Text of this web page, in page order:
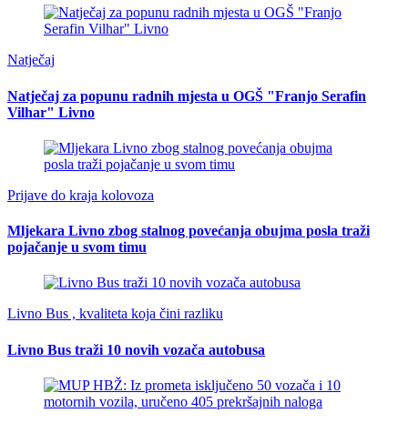
Natječaj
Natječaj za popunu radnih mjesta u OGŠ "Franjo Serafin
Vilhar" Livno
Prijave do kraja kolovoza
Mljekara Livno zbog stalnog povećanja obujma posla traži
pojačanje u svom timu
Livno Bus , kvaliteta koja čini razliku
Livno Bus traži 10 novih vozača autobusa